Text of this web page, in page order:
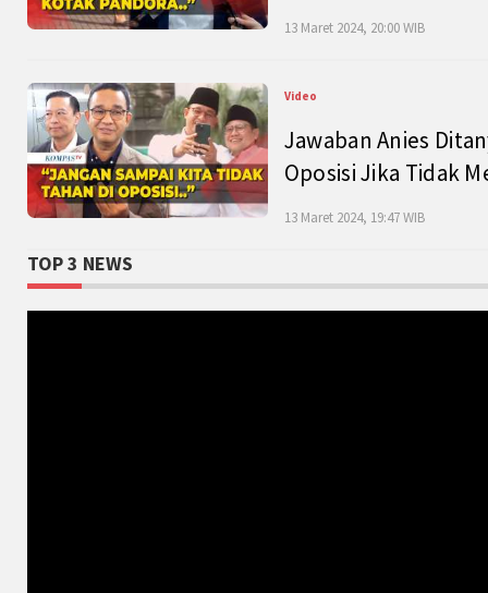
13 Maret 2024, 20:00 WIB
Video
Jawaban Anies
Oposisi Jika Tidak
13 Maret 2024, 19:47 WIB
TOP 3 NEWS